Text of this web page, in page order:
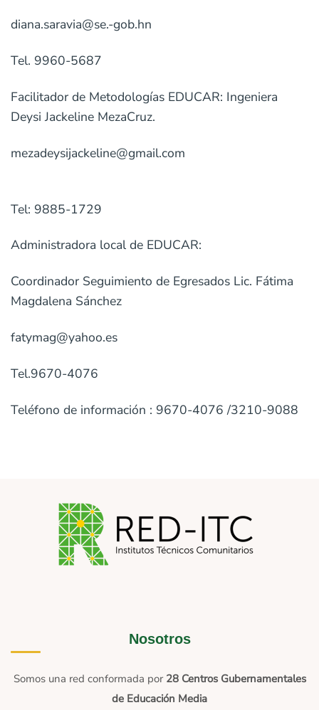
diana.saravia@se.-gob.hn
Tel. 9960-5687
Facilitador de Metodologías EDUCAR: Ingeniera
Deysi Jackeline MezaCruz.
mezadeysijackeline@gmail.com
Tel: 9885-1729
Administradora local de EDUCAR:
Coordinador Seguimiento de Egresados Lic. Fátima
Magdalena Sánchez
fatymag@yahoo.es
Tel.9670-4076
Teléfono de información : 9670-4076 /3210-9088
Nosotros
Somos una red conformada por 28 Centros Gubernamentales
de Educación Media